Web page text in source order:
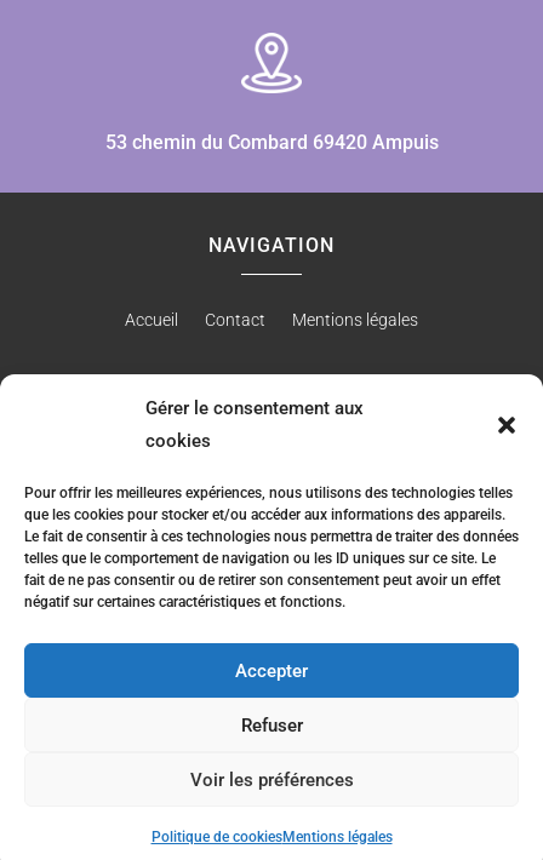
Gérer le consentement aux
cookies
Pour offrir les meilleures expériences, nous utilisons des technologies telles
que les cookies pour stocker et/ou accéder aux informations des appareils.
Le fait de consentir à ces technologies nous permettra de traiter des données
telles que le comportement de navigation ou les ID uniques sur ce site. Le
fait de ne pas consentir ou de retirer son consentement peut avoir un effet
négatif sur certaines caractéristiques et fonctions.
Accepter
Refuser
Voir les préférences
Politique de cookiesMentions légales
53 chemin du Combard 69420 Ampuis
NAVIGATION
Accueil Contact Mentions légales
Vente de vin à Ampuis
Vente de vin à Côte-rôtie
Domaine Gallet - 2026 - Tous droits réservés